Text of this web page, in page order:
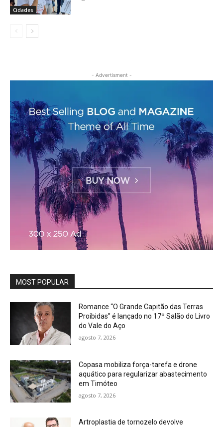
Cidades
- Advertisment -
MOST POPULAR
Romance “O Grande Capitão das Terras
Proibidas” é lançado no 17º Salão do Livro
do Vale do Aço
agosto 7, 2026
Copasa mobiliza força-tarefa e drone
aquático para regularizar abastecimento
em Timóteo
agosto 7, 2026
Artroplastia de tornozelo devolve